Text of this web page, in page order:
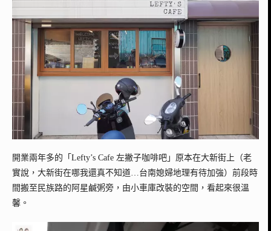
開業兩年多的「Lefty’s Cafe 左撇子咖啡吧」原本在大新街上（老
實說，大新街在哪我還真不知道…台南媳婦地理有待加強）前段時
間搬至民族路的阿星鹹粥旁，由小車庫改裝的空間，看起來很溫
馨。